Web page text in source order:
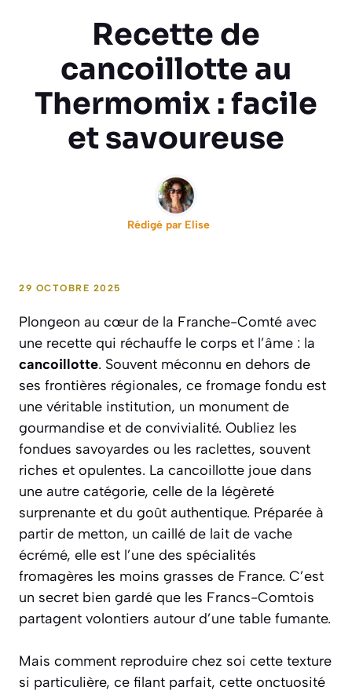
Recette de
cancoillotte au
Thermomix : facile
et savoureuse
Rédigé par Elise
29 OCTOBRE 2025
Plongeon au cœur de la Franche-Comté avec
une recette qui réchauffe le corps et l’âme : la
cancoillotte. Souvent méconnu en dehors de
ses frontières régionales, ce fromage fondu est
une véritable institution, un monument de
gourmandise et de convivialité. Oubliez les
fondues savoyardes ou les raclettes, souvent
riches et opulentes. La cancoillotte joue dans
une autre catégorie, celle de la légèreté
surprenante et du goût authentique. Préparée à
partir de metton, un caillé de lait de vache
écrémé, elle est l’une des spécialités
fromagères les moins grasses de France. C’est
un secret bien gardé que les Francs-Comtois
partagent volontiers autour d’une table fumante.
Mais comment reproduire chez soi cette texture
si particulière, ce filant parfait, cette onctuosité